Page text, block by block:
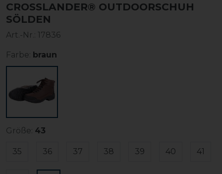
CROSSLANDER® OUTDOORSCHUH
SÖLDEN
Art.-Nr.: 17836
Farbe: braun
Größe: 43
35 36 37 38 39 40 41